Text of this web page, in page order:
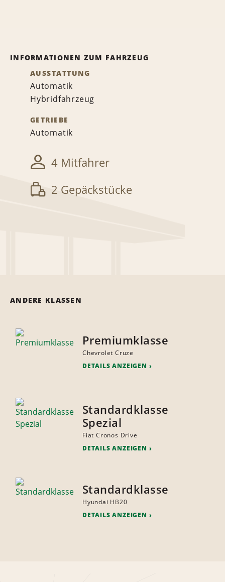
INFORMATIONEN ZUM FAHRZEUG
AUSSTATTUNG
Automatik
Hybridfahrzeug
GETRIEBE
Automatik
4 Mitfahrer
2 Gepäckstücke
ANDERE KLASSEN
Premiumklasse
Chevrolet Cruze
DETAILS ANZEIGEN
Standardklasse
Spezial
Fiat Cronos Drive
DETAILS ANZEIGEN
Standardklasse
Hyundai HB20
DETAILS ANZEIGEN